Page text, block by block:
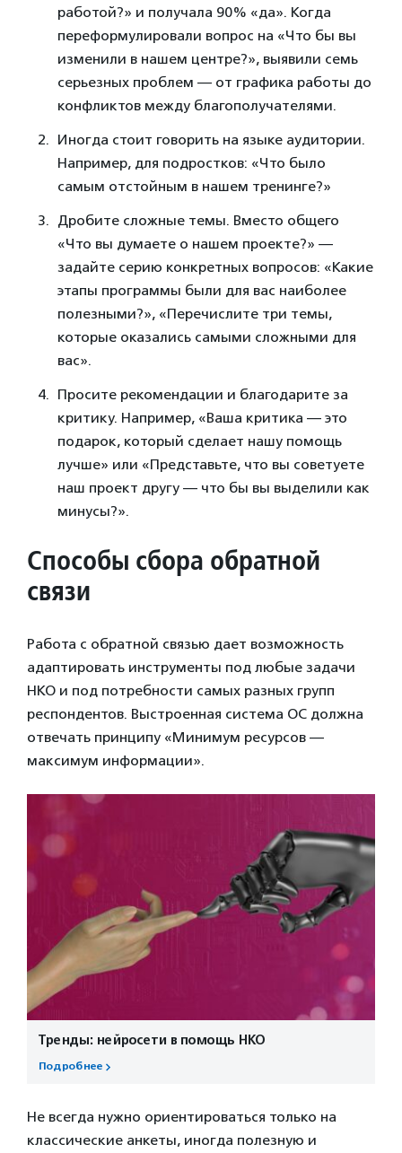
работой?» и получала 90% «да». Когда
переформулировали вопрос на «Что бы вы
изменили в нашем центре?», выявили семь
серьезных проблем — от графика работы до
конфликтов между благополучателями.
Иногда стоит говорить на языке аудитории.
Например, для подростков: «Что было
самым отстойным в нашем тренинге?»
Дробите сложные темы. Вместо общего
«Что вы думаете о нашем проекте?» —
задайте серию конкретных вопросов: «Какие
этапы программы были для вас наиболее
полезными?», «Перечислите три темы,
которые оказались самыми сложными для
вас».
Просите рекомендации и благодарите за
критику. Например, «Ваша критика — это
подарок, который сделает нашу помощь
лучше» или «Представьте, что вы советуете
наш проект другу — что бы вы выделили как
минусы?».
Способы сбора обратной
связи
Работа с обратной связью дает возможность
адаптировать инструменты под любые задачи
НКО и под потребности самых разных групп
респондентов. Выстроенная система ОС должна
отвечать принципу «Минимум ресурсов —
максимум информации».
Тренды: нейросети в помощь НКО
Подробнее
Не всегда нужно ориентироваться только на
классические анкеты, иногда полезную и